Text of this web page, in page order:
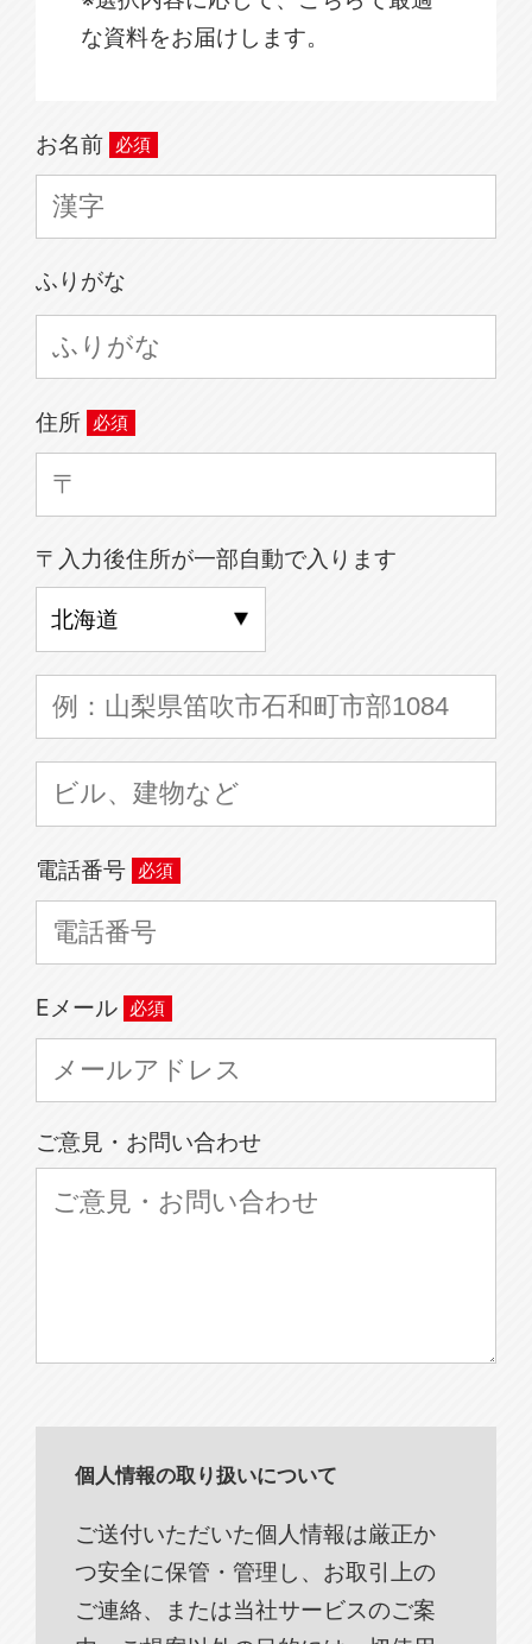
な資料をお届けします。
お名前
ふりがな
住所
〒入力後住所が一部自動で入ります
電話番号
Eメール
ご意見・お問い合わせ
個人情報の取り扱いについて
ご送付いただいた個人情報は厳正か
つ安全に保管・管理し、お取引上の
ご連絡、または当社サービスのご案